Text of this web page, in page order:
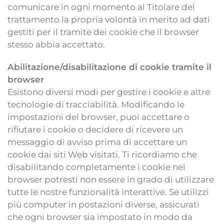
comunicare in ogni momento al Titolare del
trattamento la propria volontà in merito ad dati
gestiti per il tramite dei cookie che il browser
stesso abbia accettato.
Abilitazione/disabilitazione di cookie tramite il
browser
Esistono diversi modi per gestire i cookie e altre
tecnologie di tracciabilità. Modificando le
impostazioni del browser, puoi accettare o
rifiutare i cookie o decidere di ricevere un
messaggio di avviso prima di accettare un
cookie dai siti Web visitati. Ti ricordiamo che
disabilitando completamente i cookie nel
browser potresti non essere in grado di utilizzare
tutte le nostre funzionalità interattive. Se utilizzi
più computer in postazioni diverse, assicurati
che ogni browser sia impostato in modo da